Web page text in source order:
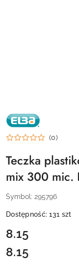
NAZWA
PRODUCENTA:
ELBA
(0)
Teczka
mix 300 mic.
Symbol: 295796
Dostępność:131 szt
cena:
8.15
Cena:
8.15